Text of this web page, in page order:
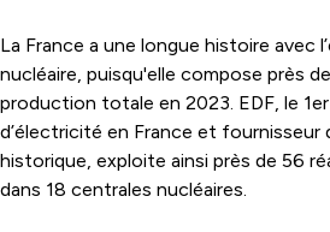
La France a une longue histoire avec
nucléaire, puisqu'elle compose près
production totale en 2023. EDF, le
d’électricité en France et fournisseur
historique, exploite ainsi près de 56
dans 18 centrales nucléaires.